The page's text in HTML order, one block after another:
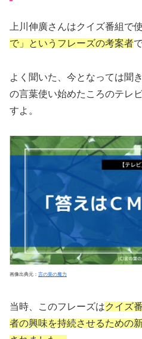
上川伸廣さんはクイズ番組で
で」というフレーズの考案者
よく聞いた、今となっては聞
の言葉使い始めたころのテレ
すよ。
画像出典元： 言の葉の魔力
当時、このフレーズはクイズ
者の興味を持続させるための